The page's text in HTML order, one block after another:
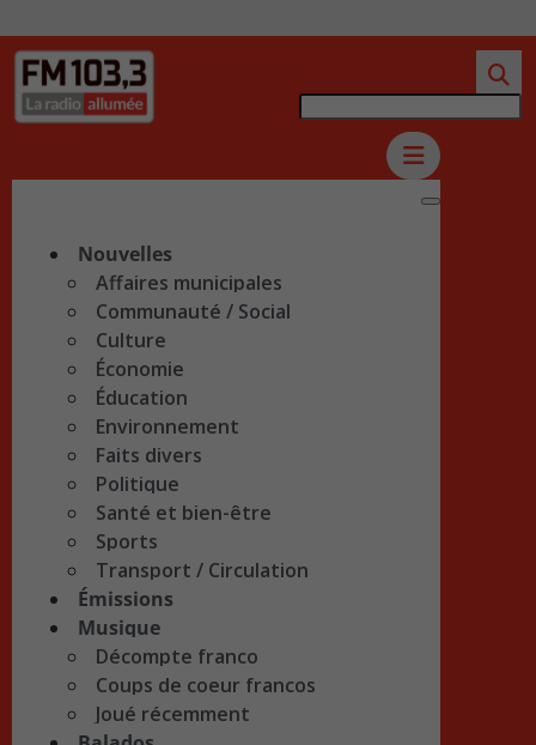
Nouvelles
Affaires municipales
Communauté / Social
Culture
Économie
Éducation
Environnement
Faits divers
Politique
Santé et bien-être
Sports
Transport / Circulation
Émissions
Musique
Décompte franco
Coups de coeur francos
Joué récemment